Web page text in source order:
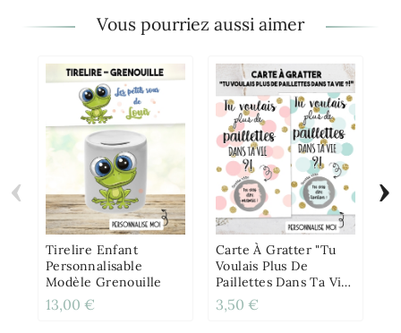
Vous pourriez aussi aimer
Tirelire Enfant
Personnalisable
Modèle Grenouille
13,00 €
Carte À Gratter "Tu
Voulais Plus De
Paillettes Dans Ta Vie
?!" Pour Annonce Ou
Demande Originale
3,50 €
‹ ›